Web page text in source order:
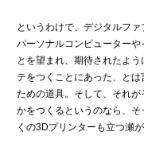
というわけで、デジタルフ
パーソナルコンピューター
とを望まれ、期待されたよ
テをつくことにあった、と
ための道具。そして、それ
かをつくるというのなら、
くの3Dプリンターも立つ瀬